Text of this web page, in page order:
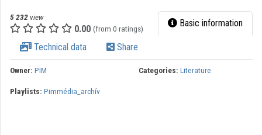
Appearance:
5 232 view
0.00 (from 0 ratings) Basic information
Technical data Share
Owner: PIM Categories: Literature
Playlists: Pimmédia_archív